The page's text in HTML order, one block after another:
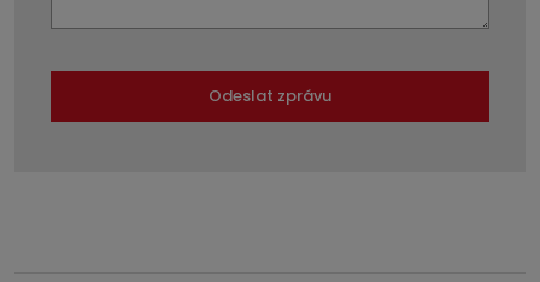
Odeslat zprávu